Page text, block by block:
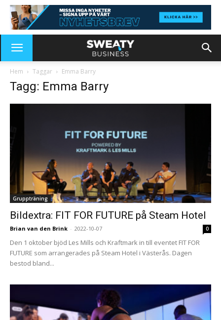
Hem Taggar Emma Barry
Tagg: Emma Barry
Gruppträning
Bildextra: FIT FOR FUTURE på Steam Hotel
Brian van den Brink - 2022-10-07 0
Den 1 oktober bjöd Les Mills och Kraftmark in till eventet FIT FOR
FUTURE som arrangerades på Steam Hotel i Västerås. Dagen
bestod bland...